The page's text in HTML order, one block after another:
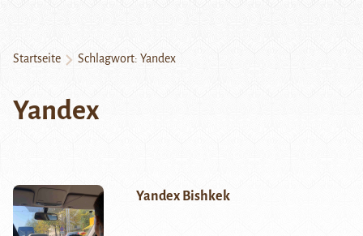
Startseite Schlagwort: Yandex
Yandex
Yandex Bishkek